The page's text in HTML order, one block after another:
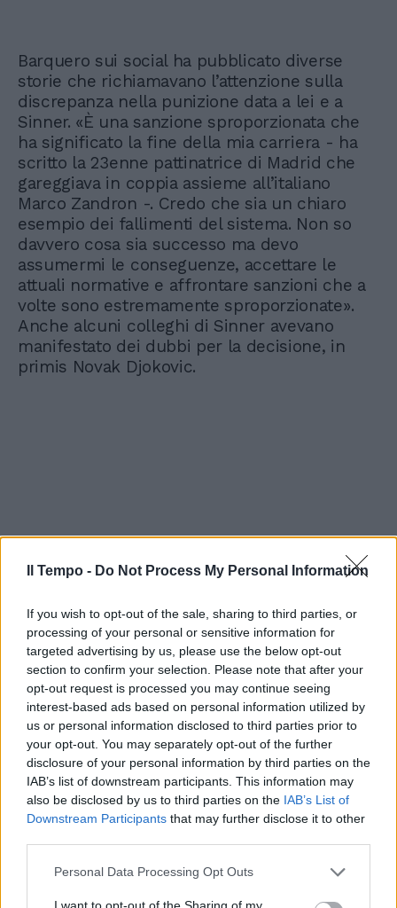
Il Tempo - Do Not Process My Personal Information
If you wish to opt-out of the sale, sharing to third parties, or
processing of your personal or sensitive information for
targeted advertising by us, please use the below opt-out
section to confirm your selection. Please note that after your
opt-out request is processed you may continue seeing
interest-based ads based on personal information utilized by
us or personal information disclosed to third parties prior to
your opt-out. You may separately opt-out of the further
disclosure of your personal information by third parties on the
IAB’s list of downstream participants. This information may
also be disclosed by us to third parties on the IAB’s List of
Downstream Participants that may further disclose it to other
Personal Data Processing Opt Outs
I want to opt-out of the Sharing of my
Barquero sui social ha pubblicato diverse
storie che richiamavano l’attenzione sulla
discrepanza nella punizione data a lei e a
Sinner. «È una sanzione sproporzionata che
ha significato la fine della mia carriera - ha
scritto la 23enne pattinatrice di Madrid che
gareggiava in coppia assieme all’italiano
Marco Zandron -. Credo che sia un chiaro
esempio dei fallimenti del sistema. Non so
davvero cosa sia successo ma devo
assumermi le conseguenze, accettare le
attuali normative e affrontare sanzioni che a
volte sono estremamente sproporzionate».
Anche alcuni colleghi di Sinner avevano
manifestato dei dubbi per la decisione, in
primis Novak Djokovic.